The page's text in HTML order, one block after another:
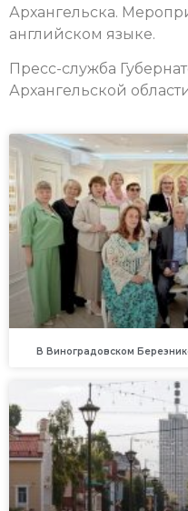
Архангельска.
английском языке.
Пресс-служба
Архангельской
В Виноградовском